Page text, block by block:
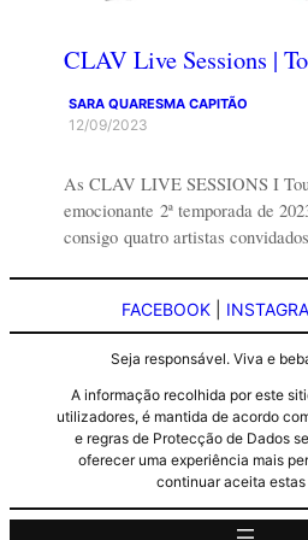
CLAV Live Sessions |
SARA QUARESMA CAPITÃO
12/09/2023
As CLAV LIVE SESSIONS I
emocionante 2ª temporada de
consigo quatro artistas
FACEBOOK
Seja responsável. Viva e
A informação recolhida por este
utilizadores, é mantida de acordo
e regras de Protecção de Dados
oferecer uma experiência mais
continuar aceita